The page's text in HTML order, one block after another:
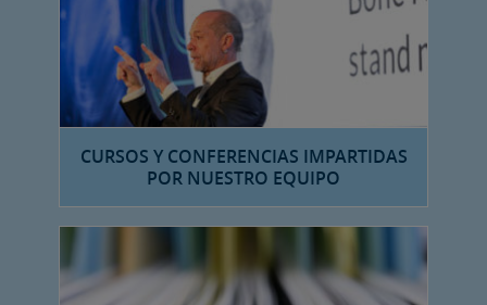
CURSOS Y CONFERENCIAS IMPARTIDAS
POR NUESTRO EQUIPO